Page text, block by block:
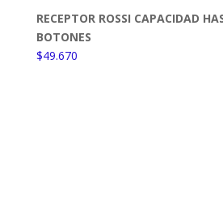
RECEPTOR ROSSI CAPACIDAD
BOTONES
$49.670